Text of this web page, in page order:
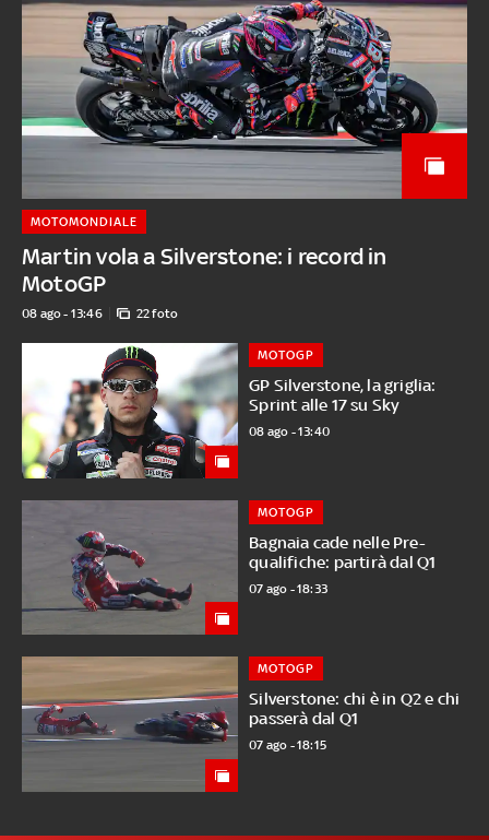
Martin vola a Silverstone: i record in
MotoGP
MOTOMONDIALE
08 ago - 13:46 22 foto
GP Silverstone, la griglia:
Sprint alle 17 su Sky
MOTOGP
08 ago - 13:40
Bagnaia cade nelle Pre-
qualifiche: partirà dal Q1
MOTOGP
07 ago - 18:33
Silverstone: chi è in Q2 e chi
passerà dal Q1
MOTOGP
07 ago - 18:15